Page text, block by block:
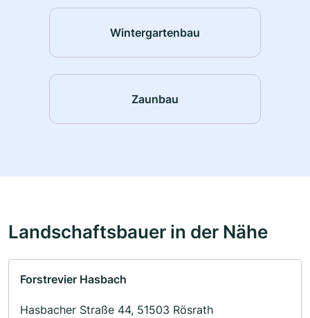
Wintergartenbau
Zaunbau
Landschaftsbauer in der Nähe
Forstrevier Hasbach
Hasbacher Straße 44, 51503 Rösrath